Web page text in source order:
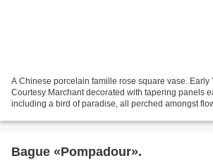
A Chinese porcelain famille rose square vase. Early
Courtesy Marchant decorated with tapering panels
including a bird of paradise, all perched amongst
Bague «Pompadour».